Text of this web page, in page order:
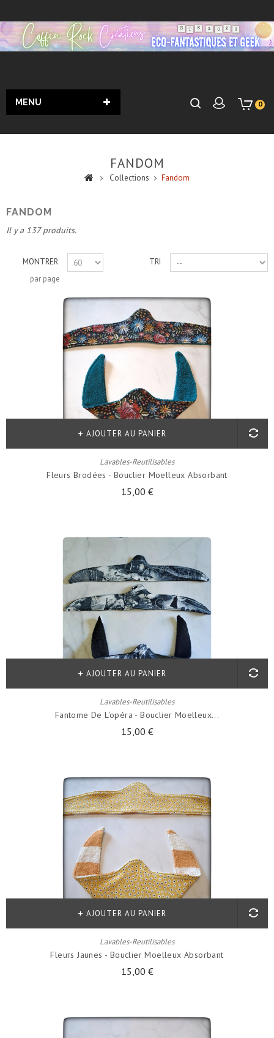
0
MENU
FANDOM
Collections Fandom
FANDOM
Il y a 137 produits.
TRI
MONTRER
par page
Lavables-Reutilisables
Fleurs Brodées - Bouclier Moelleux Absorbant
15,00 €
AJOUTER AU PANIER
Lavables-Reutilisables
Fantome De L'opéra - Bouclier Moelleux...
15,00 €
AJOUTER AU PANIER
Lavables-Reutilisables
Fleurs Jaunes - Bouclier Moelleux Absorbant
15,00 €
AJOUTER AU PANIER